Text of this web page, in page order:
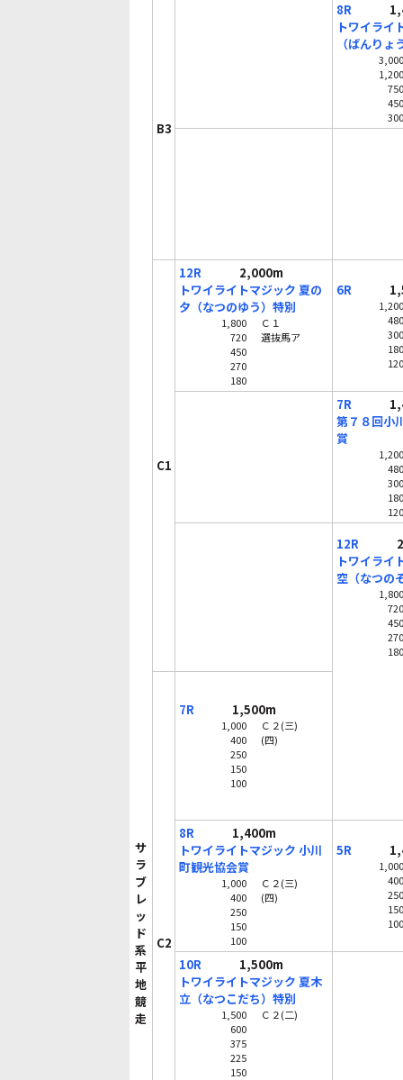
サ
ラ
ブ
レ
ッ
ド
系
平
地
競
走
B3
8R
トワイライ
（ばんりょ
3,000
1,200
750
450
300
C1
12R
2,000m
トワイライトマジック 夏の
夕（なつのゆう）特別
1,800
720
450
270
180
Ｃ１
選抜馬ア
6R
1,200
480
300
180
120
7R
第７８回小
賞
1,200
480
300
180
120
12R
トワイライ
空（なつの
1,800
720
450
270
180
C2
7R 1,500m
1,000
400
250
150
100
Ｃ２(三)
(四)
8R
1,400m
トワイライトマジック 小川
町観光協会賞
1,000
400
250
150
100
Ｃ２(三)
(四)
5R
1,000
400
250
150
100
10R
1,500m
トワイライトマジック 夏木
立（なつこだち）特別
1,500
600
375
225
150
Ｃ２(二)